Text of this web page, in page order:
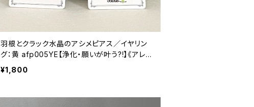
羽根とクラック水晶のアシメピアス／イヤリン
グ：黄 afp005YE【浄化・願いが叶う?!】《アレル
ギー対応》
¥1,800